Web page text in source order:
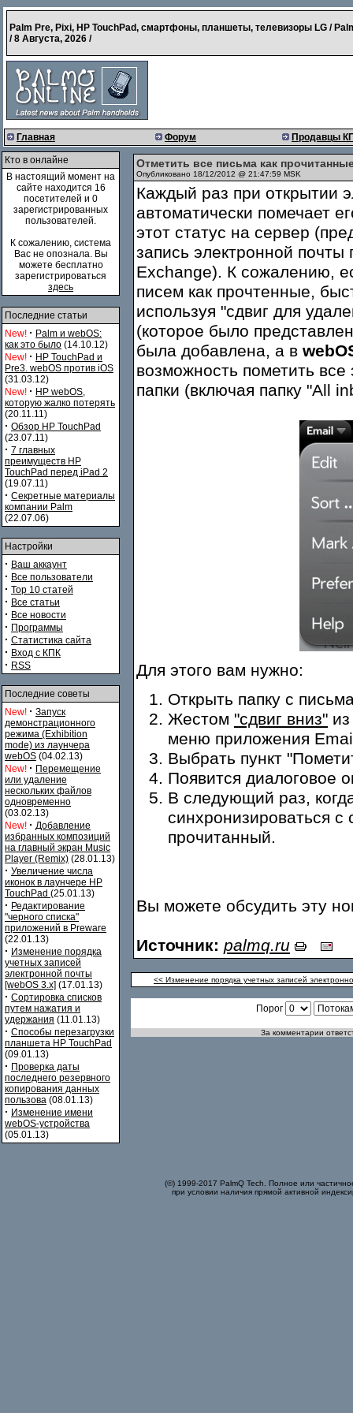
Palm Pre, Pixi, HP TouchPad, смартфоны, планшеты, телевизоры LG /
/8 Августа, 2026 /
Главная Форум Продавцы
Кто в онлайне
В настоящий момент на
сайте находится 16
посетителей и 0
зарегистрированных
пользователей.
К сожалению, система
Вас не опознала. Вы
можете бесплатно
зарегистрироваться
здесь
Последние статьи
New! · Palm и webOS:
как это было (14.10.12)
New! · HP TouchPad и
Pre3. webOS против iOS
(31.03.12)
New! · HP webOS,
которую жалко потерять
(20.11.11)
· Обзор HP TouchPad
(23.07.11)
· 7 главных
преимуществ HP
TouchPad перед iPad 2
(19.07.11)
· Секретные материалы
компании Palm
(22.07.06)
Настройки
· Ваш аккаунт
· Все пользователи
· Top 10 статей
· Все статьи
· Все новости
· Программы
· Статистика сайта
· Вход с КПК
· RSS
Последние советы
New! · Запуск
демонстрационного
режима (Exhibition
mode) из лаунчера
webOS (04.02.13)
New! · Перемещение
или удаление
нескольких файлов
одновременно
(03.02.13)
New! · Добавление
избранных композиций
на главный экран Music
Player (Remix) (28.01.13)
· Увеличение числа
иконок в лаунчере HP
TouchPad (25.01.13)
· Редактирование
"черного списка"
приложений в Preware
(22.01.13)
· Изменение порядка
учетных записей
электронной почты
[webOS 3.x] (17.01.13)
· Сортировка списков
путем нажатия и
удержания (11.01.13)
· Способы перезагрузки
планшета HP TouchPad
(09.01.13)
· Проверка даты
последнего резервного
копирования данных
пользова (08.01.13)
· Изменение имени
webOS-устройства
(05.01.13)
Отметить все письма как
Опубликовано 18/12/2012 @ 21:47:59 MSK
Каждый раз при открытии
автоматически помечает
этот статус на сервер
запись электронной
Exchange). К сожалению,
писем как прочтенные,
используя "сдвиг для
(которое было
была добавлена, а в
возможность пометить
папки (включая папку "All
Для этого вам нужно:
Открыть папку с
Жестом "сдвиг вниз"
меню приложения
Выбрать пункт
Появится диалоговое
В следующий раз,
синхронизироваться с
прочитанный.
Вы можете обсудить эту
Источник: palmq.ru
<< Изменение порядка учетных записей
Порог
За комментарии
(©) 1999-2017 PalmQ Tech. Полное или
при условии наличия прямой активной